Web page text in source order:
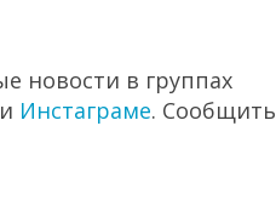
новости в группах
и Инстаграме. Сообщить